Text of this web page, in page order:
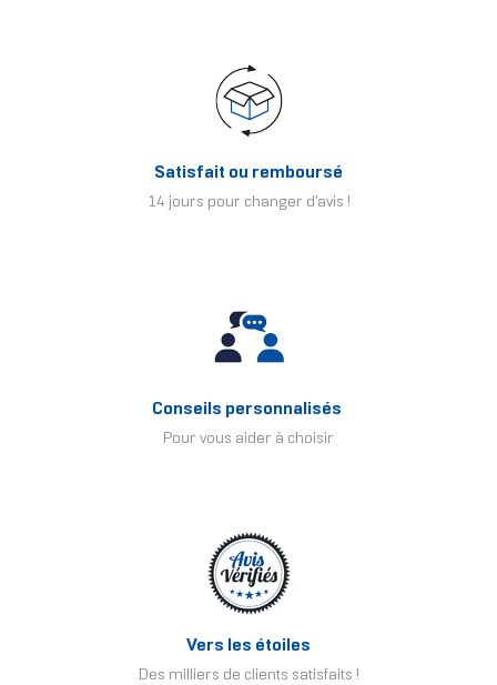
Satisfait ou remboursé
14 jours pour changer d'avis !
Conseils personnalisés
Pour vous aider à choisir
Vers les étoiles
Des milliers de clients satisfaits !